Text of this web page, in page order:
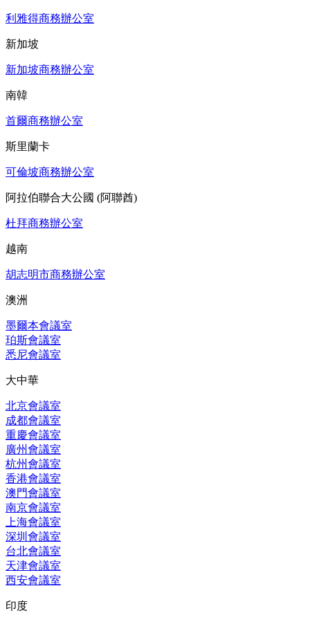
利雅得商務辦公室
新加坡
新加坡商務辦公室
南韓
首爾商務辦公室
斯里蘭卡
可倫坡商務辦公室
阿拉伯聯合大公國 (阿聯酋)
杜拜商務辦公室
越南
胡志明市商務辦公室
澳洲
墨爾本會議室
珀斯會議室
悉尼會議室
大中華
北京會議室
成都會議室
重慶會議室
廣州會議室
杭州會議室
香港會議室
澳門會議室
南京會議室
上海會議室
深圳會議室
台北會議室
天津會議室
西安會議室
印度